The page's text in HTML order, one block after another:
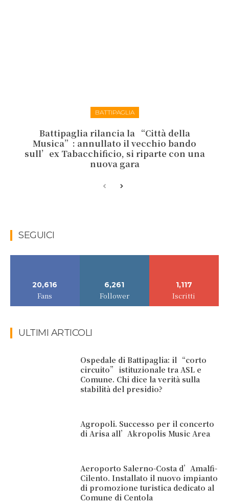
BATTIPAGLIA
Battipaglia rilancia la “Città della
Musica”: annullato il vecchio bando
sull’ex Tabacchificio, si riparte con una
nuova gara
SEGUICI
20,616
Fans
6,261
Follower
1,117
Iscritti
ULTIMI ARTICOLI
Ospedale di Battipaglia: il “corto
circuito” istituzionale tra ASL e
Comune. Chi dice la verità sulla
stabilità del presidio?
Agropoli. Successo per il concerto
di Arisa all’Akropolis Music Area
Aeroporto Salerno-Costa d’Amalfi-
Cilento. Installato il nuovo impianto
di promozione turistica dedicato al
Comune di Centola